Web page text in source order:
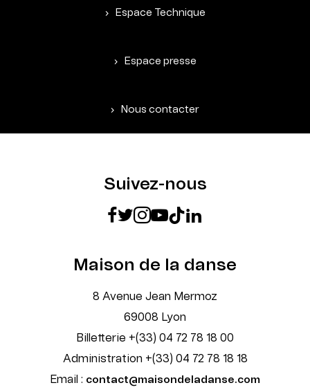
Espace Technique
Espace presse
Nous contacter
Suivez-nous
Maison de la danse
8 Avenue Jean Mermoz
69008 Lyon
Billetterie +(33) 04 72 78 18 00
Administration +(33) 04 72 78 18 18
Email : contact@maisondeladanse.com